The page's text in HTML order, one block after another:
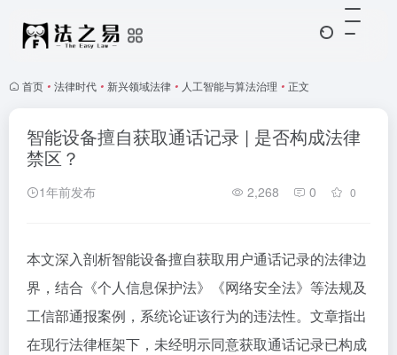
首页 • 法律时代 • 新兴领域法律 • 人工智能与算法治理 • 正文
智能设备擅自获取通话记录 | 是否构成法律
禁区？
1年前发布 2,268 0 0
本文深入剖析智能设备擅自获取用户通话记录的法律边
界，结合《个人信息保护法》《网络安全法》等法规及
工信部通报案例，系统论证该行为的违法性。文章指出
在现行法律框架下，未经明示同意获取通话记录已构成